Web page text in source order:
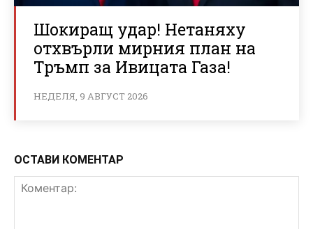
Шокиращ удар! Нетаняху
отхвърли мирния план на
Тръмп за Ивицата Газа!
НЕДЕЛЯ, 9 АВГУСТ 2026
ОСТАВИ КОМЕНТАР